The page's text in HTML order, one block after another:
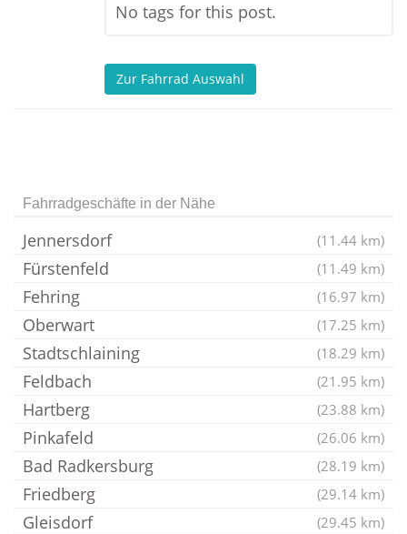
No tags for this post.
Zur Fahrrad Auswahl
Fahrradgeschäfte in der Nähe
Jennersdorf (11.44 km)
Fürstenfeld (11.49 km)
Fehring (16.97 km)
Oberwart (17.25 km)
Stadtschlaining (18.29 km)
Feldbach (21.95 km)
Hartberg (23.88 km)
Pinkafeld (26.06 km)
Bad Radkersburg (28.19 km)
Friedberg (29.14 km)
Gleisdorf (29.45 km)